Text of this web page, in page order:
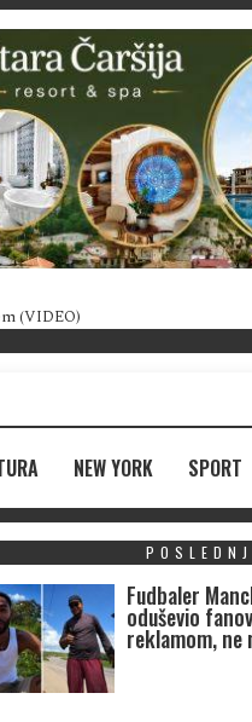
(VIDEO)
NEW YORK SPORT
Fudbaler
oduševio
reklamom, ne